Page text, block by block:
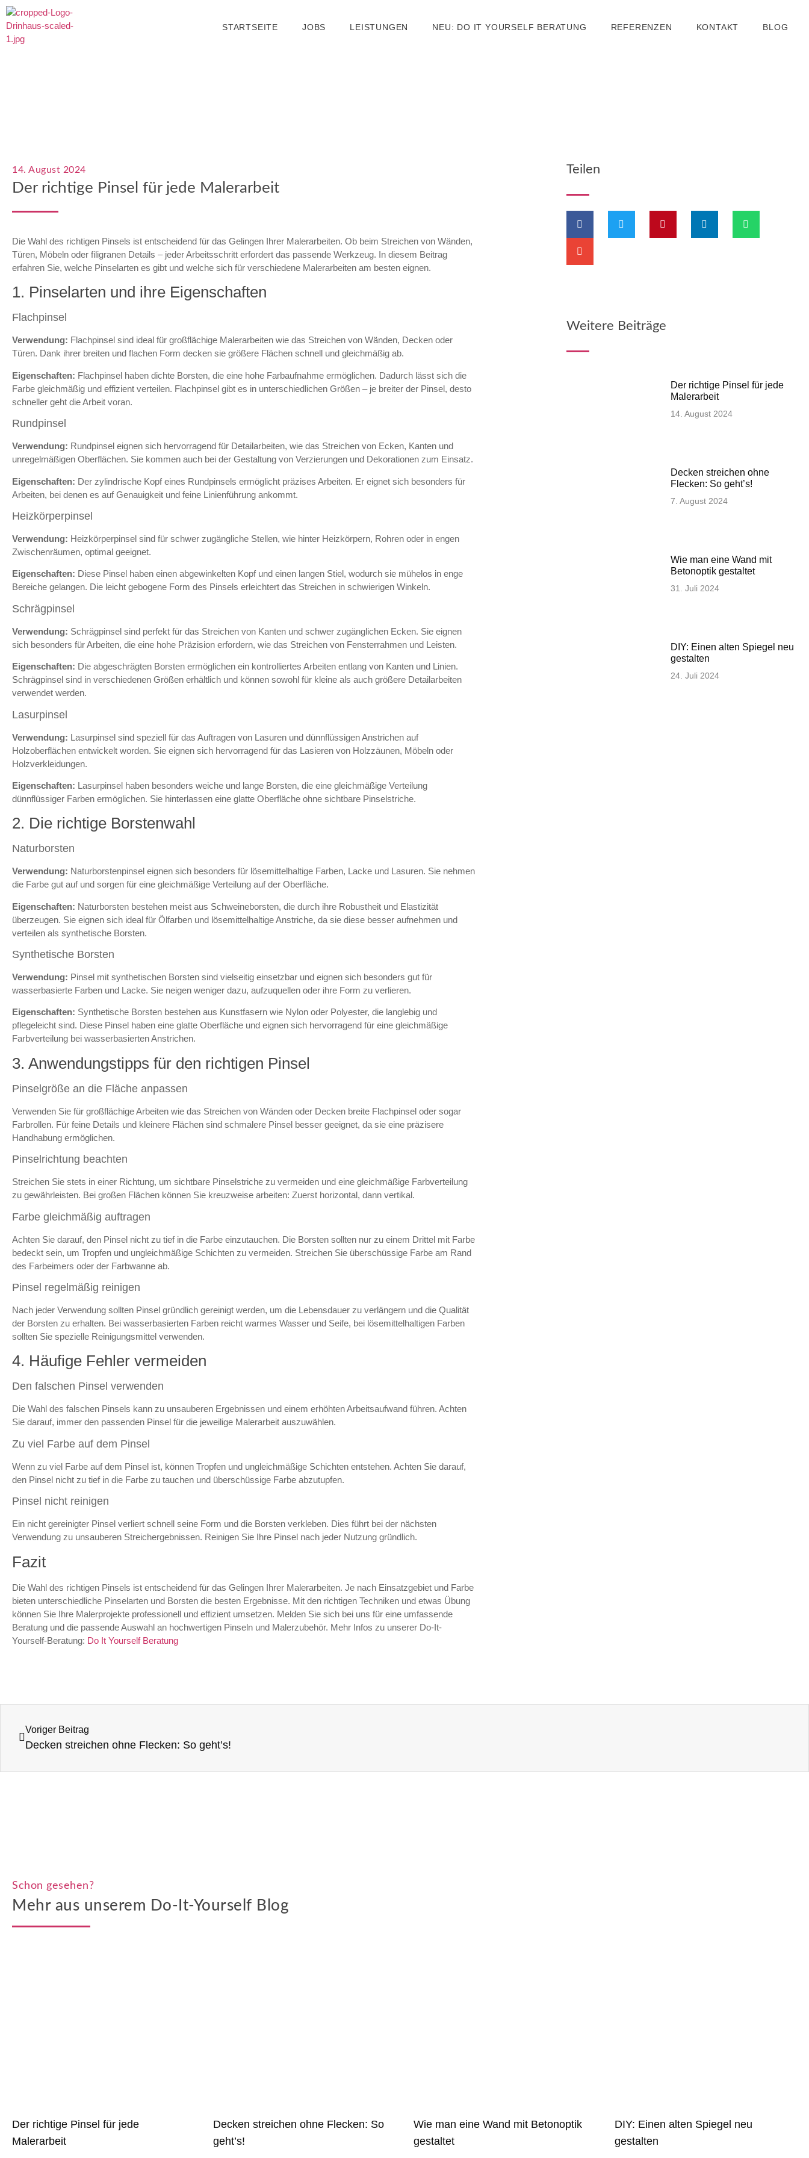
STARTSEITE JOBS LEISTUNGEN NEU: DO IT YOURSELF BERATUNG REFERENZEN KONTAKT BLOG
14. August 2024
Der richtige Pinsel für jede Malerarbeit
Die Wahl des richtigen Pinsels ist entscheidend für das Gelingen Ihrer Malerarbeiten. Ob beim Streichen von Wänden,
Türen, Möbeln oder filigranen Details – jeder Arbeitsschritt erfordert das passende Werkzeug. In diesem Beitrag
erfahren Sie, welche Pinselarten es gibt und welche sich für verschiedene Malerarbeiten am besten eignen.
1. Pinselarten und ihre Eigenschaften
Flachpinsel
Verwendung: Flachpinsel sind ideal für großflächige Malerarbeiten wie das Streichen von Wänden, Decken oder
Türen. Dank ihrer breiten und flachen Form decken sie größere Flächen schnell und gleichmäßig ab.
Eigenschaften: Flachpinsel haben dichte Borsten, die eine hohe Farbaufnahme ermöglichen. Dadurch lässt sich die
Farbe gleichmäßig und effizient verteilen. Flachpinsel gibt es in unterschiedlichen Größen – je breiter der Pinsel, desto
schneller geht die Arbeit voran.
Rundpinsel
Verwendung: Rundpinsel eignen sich hervorragend für Detailarbeiten, wie das Streichen von Ecken, Kanten und
unregelmäßigen Oberflächen. Sie kommen auch bei der Gestaltung von Verzierungen und Dekorationen zum Einsatz.
Eigenschaften: Der zylindrische Kopf eines Rundpinsels ermöglicht präzises Arbeiten. Er eignet sich besonders für
Arbeiten, bei denen es auf Genauigkeit und feine Linienführung ankommt.
Heizkörperpinsel
Verwendung: Heizkörperpinsel sind für schwer zugängliche Stellen, wie hinter Heizkörpern, Rohren oder in engen
Zwischenräumen, optimal geeignet.
Eigenschaften: Diese Pinsel haben einen abgewinkelten Kopf und einen langen Stiel, wodurch sie mühelos in enge
Bereiche gelangen. Die leicht gebogene Form des Pinsels erleichtert das Streichen in schwierigen Winkeln.
Schrägpinsel
Verwendung: Schrägpinsel sind perfekt für das Streichen von Kanten und schwer zugänglichen Ecken. Sie eignen
sich besonders für Arbeiten, die eine hohe Präzision erfordern, wie das Streichen von Fensterrahmen und Leisten.
Eigenschaften: Die abgeschrägten Borsten ermöglichen ein kontrolliertes Arbeiten entlang von Kanten und Linien.
Schrägpinsel sind in verschiedenen Größen erhältlich und können sowohl für kleine als auch größere Detailarbeiten
verwendet werden.
Lasurpinsel
Verwendung: Lasurpinsel sind speziell für das Auftragen von Lasuren und dünnflüssigen Anstrichen auf
Holzoberflächen entwickelt worden. Sie eignen sich hervorragend für das Lasieren von Holzzäunen, Möbeln oder
Holzverkleidungen.
Eigenschaften: Lasurpinsel haben besonders weiche und lange Borsten, die eine gleichmäßige Verteilung
dünnflüssiger Farben ermöglichen. Sie hinterlassen eine glatte Oberfläche ohne sichtbare Pinselstriche.
2. Die richtige Borstenwahl
Naturborsten
Verwendung: Naturborstenpinsel eignen sich besonders für lösemittelhaltige Farben, Lacke und Lasuren. Sie nehmen
die Farbe gut auf und sorgen für eine gleichmäßige Verteilung auf der Oberfläche.
Eigenschaften: Naturborsten bestehen meist aus Schweineborsten, die durch ihre Robustheit und Elastizität
überzeugen. Sie eignen sich ideal für Ölfarben und lösemittelhaltige Anstriche, da sie diese besser aufnehmen und
verteilen als synthetische Borsten.
Synthetische Borsten
Verwendung: Pinsel mit synthetischen Borsten sind vielseitig einsetzbar und eignen sich besonders gut für
wasserbasierte Farben und Lacke. Sie neigen weniger dazu, aufzuquellen oder ihre Form zu verlieren.
Eigenschaften: Synthetische Borsten bestehen aus Kunstfasern wie Nylon oder Polyester, die langlebig und
pflegeleicht sind. Diese Pinsel haben eine glatte Oberfläche und eignen sich hervorragend für eine gleichmäßige
Farbverteilung bei wasserbasierten Anstrichen.
3. Anwendungstipps für den richtigen Pinsel
Pinselgröße an die Fläche anpassen
Verwenden Sie für großflächige Arbeiten wie das Streichen von Wänden oder Decken breite Flachpinsel oder sogar
Farbrollen. Für feine Details und kleinere Flächen sind schmalere Pinsel besser geeignet, da sie eine präzisere
Handhabung ermöglichen.
Pinselrichtung beachten
Streichen Sie stets in einer Richtung, um sichtbare Pinselstriche zu vermeiden und eine gleichmäßige Farbverteilung
zu gewährleisten. Bei großen Flächen können Sie kreuzweise arbeiten: Zuerst horizontal, dann vertikal.
Farbe gleichmäßig auftragen
Achten Sie darauf, den Pinsel nicht zu tief in die Farbe einzutauchen. Die Borsten sollten nur zu einem Drittel mit Farbe
bedeckt sein, um Tropfen und ungleichmäßige Schichten zu vermeiden. Streichen Sie überschüssige Farbe am Rand
des Farbeimers oder der Farbwanne ab.
Pinsel regelmäßig reinigen
Nach jeder Verwendung sollten Pinsel gründlich gereinigt werden, um die Lebensdauer zu verlängern und die Qualität
der Borsten zu erhalten. Bei wasserbasierten Farben reicht warmes Wasser und Seife, bei lösemittelhaltigen Farben
sollten Sie spezielle Reinigungsmittel verwenden.
4. Häufige Fehler vermeiden
Den falschen Pinsel verwenden
Die Wahl des falschen Pinsels kann zu unsauberen Ergebnissen und einem erhöhten Arbeitsaufwand führen. Achten
Sie darauf, immer den passenden Pinsel für die jeweilige Malerarbeit auszuwählen.
Zu viel Farbe auf dem Pinsel
Wenn zu viel Farbe auf dem Pinsel ist, können Tropfen und ungleichmäßige Schichten entstehen. Achten Sie darauf,
den Pinsel nicht zu tief in die Farbe zu tauchen und überschüssige Farbe abzutupfen.
Pinsel nicht reinigen
Ein nicht gereinigter Pinsel verliert schnell seine Form und die Borsten verkleben. Dies führt bei der nächsten
Verwendung zu unsauberen Streichergebnissen. Reinigen Sie Ihre Pinsel nach jeder Nutzung gründlich.
Fazit
Die Wahl des richtigen Pinsels ist entscheidend für das Gelingen Ihrer Malerarbeiten. Je nach Einsatzgebiet und Farbe
bieten unterschiedliche Pinselarten und Borsten die besten Ergebnisse. Mit den richtigen Techniken und etwas Übung
können Sie Ihre Malerprojekte professionell und effizient umsetzen. Melden Sie sich bei uns für eine umfassende
Beratung und die passende Auswahl an hochwertigen Pinseln und Malerzubehör. Mehr Infos zu unserer Do-It-
Yourself-Beratung: Do It Yourself Beratung
Teilen
Weitere Beiträge
Der richtige Pinsel für jede
Malerarbeit
14. August 2024
Decken streichen ohne
Flecken: So geht’s!
7. August 2024
Wie man eine Wand mit
Betonoptik gestaltet
31. Juli 2024
DIY: Einen alten Spiegel neu
gestalten
24. Juli 2024
Voriger Beitrag
Decken streichen ohne Flecken: So geht’s!
Schon gesehen?
Mehr aus unserem Do-It-Yourself Blog
Der richtige Pinsel für jede
Malerarbeit
Decken streichen ohne Flecken: So
geht’s!
Wie man eine Wand mit Betonoptik
gestaltet
DIY: Einen alten Spiegel neu
gestalten